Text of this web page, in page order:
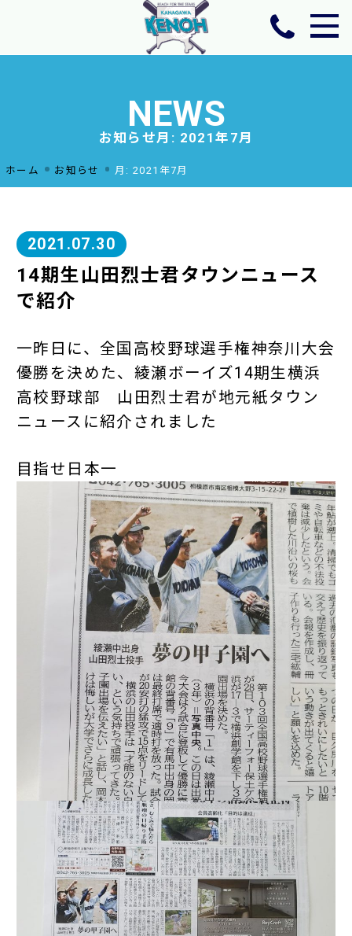
年間予定・活動場所
選手・スタッフ
OB紹介
NEWS
お知らせ月: 2021年7月
ホーム お知らせ 月:2021年7月
2021.07.30
14期生山田烈士君タウンニュース
で紹介
一昨日に、全国高校野球選手権神奈川大会
優勝を決めた、綾瀬ボーイズ14期生横浜
高校野球部 山田烈士君が地元紙タウン
ニュースに紹介されました
目指せ日本一